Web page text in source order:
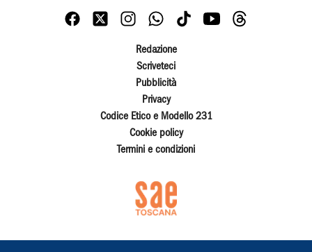
Redazione
Scriveteci
Pubblicità
Privacy
Codice Etico e Modello 231
Cookie policy
Termini e condizioni